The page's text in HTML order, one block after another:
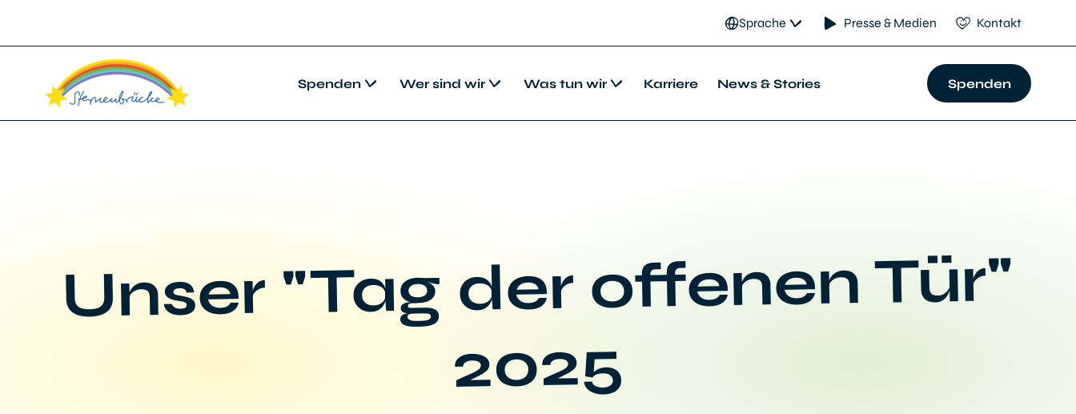
Sprache Presse & Medien Kontakt
Spenden Wer sind wir Was tun wir Karriere News & Stories Spenden
Unser "Tag der offenen Tür"
2025